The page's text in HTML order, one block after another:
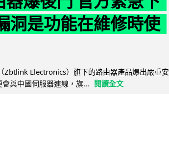
洞是功能在維修時使
Zbtlink Electronics）旗下的路由器產品爆出嚴重安
與中國伺服器連線，旗... 閱讀全文